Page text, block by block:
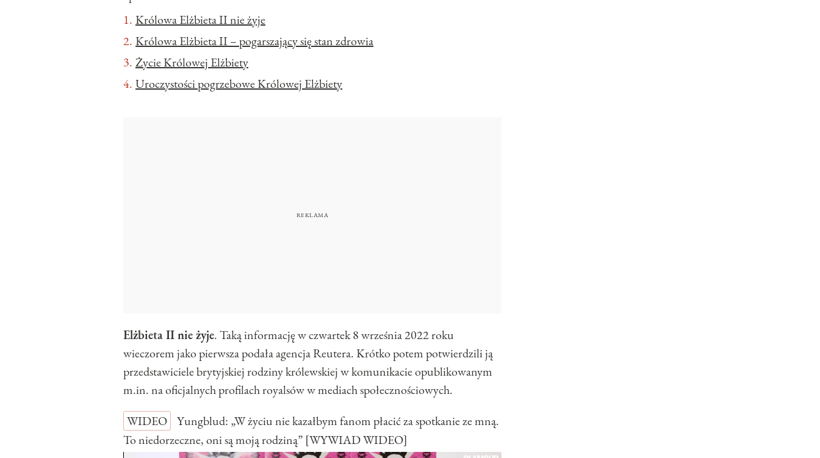
Królowa Elżbieta II nie żyje
Królowa Elżbieta II – pogarszający się stan zdrowia
Życie Królowej Elżbiety
Uroczystości pogrzebowe Królowej Elżbiety
Elżbieta II nie żyje. Taką informację w czwartek 8 września 2022 roku
wieczorem jako pierwsza podała agencja Reutera. Krótko potem potwierdzili ją
przedstawiciele brytyjskiej rodziny królewskiej w komunikacie opublikowanym
m.in. na oficjalnych profilach royalsów w mediach społecznościowych.
WIDEO
Yungblud: „W życiu nie kazałbym fanom płacić za spotkanie ze mną.
To niedorzeczne, oni są moją rodziną” [WYWIAD WIDEO]